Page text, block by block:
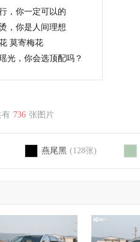
，你一定可以的
，你是人间理想
莫寄梅花
光，你会选顶配吗？
有 736 张图片
燕尾黑 (128张)